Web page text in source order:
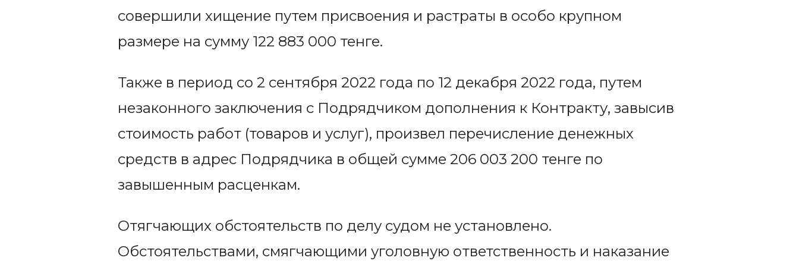
совершили хищение путем присвоения и растраты в особо крупном
размере на сумму 122 883 000 тенге.
Также в период со 2 сентября 2022 года по 12 декабря 2022 года, путем
незаконного заключения с Подрядчиком дополнения к Контракту, завысив
стоимость работ (товаров и услуг), произвел перечисление денежных
средств в адрес Подрядчика в общей сумме 206 003 200 тенге по
завышенным расценкам.
Отягчающих обстоятельств по делу судом не установлено.
Обстоятельствами, смягчающими уголовную ответственность и наказание